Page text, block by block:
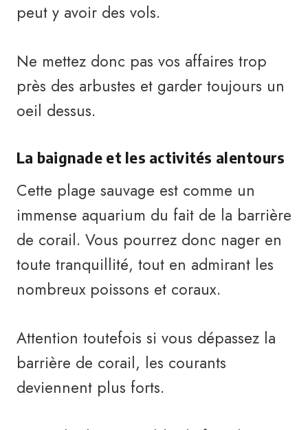
peut y avoir des vols.
Ne mettez donc pas vos affaires trop
près des arbustes et garder toujours un
oeil dessus.
La baignade et les activités alentours
Cette plage sauvage est comme un
immense aquarium du fait de la barrière
de corail. Vous pourrez donc nager en
toute tranquillité, tout en admirant les
nombreux poissons et coraux.
Attention toutefois si vous dépassez la
barrière de corail, les courants
deviennent plus forts.